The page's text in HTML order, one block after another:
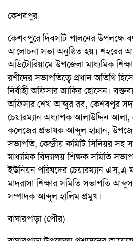
কেশবপুর
কেশবপুরে দিবসটি পালনের উপলক্ষে
আলোচনা সভা অনুষ্ঠিত হয়। শহরের
অডিটোরিয়ামে উপজেলা মাধ্যমিক
রশীদের সভাপতিত্বে প্রধান অতিথি
নির্বাহী অফিসার জাকির হোসেন।
অফিসার শেখ আব্দুর রব, কেশবপুর
চেয়ারম্যান অধ্যাপক আলাউদ্দিন আলা,
কলেজের প্রভাষক আব্দুল হান্নান,
সভাপতি, কেন্দ্রীয় কমিটি সিনিয়র সহ
মাধ্যমিক বিদ্যালয় শিক্ষক সমিতি
ইউনিয়ন পরিষদের চেয়ারম্যান
মাদরাসা শিক্ষার সমিতি সভাপতি
সম্পাদক আব্দুল হালিম প্রমুখ।
বাঘারপাড়া (পৌর)